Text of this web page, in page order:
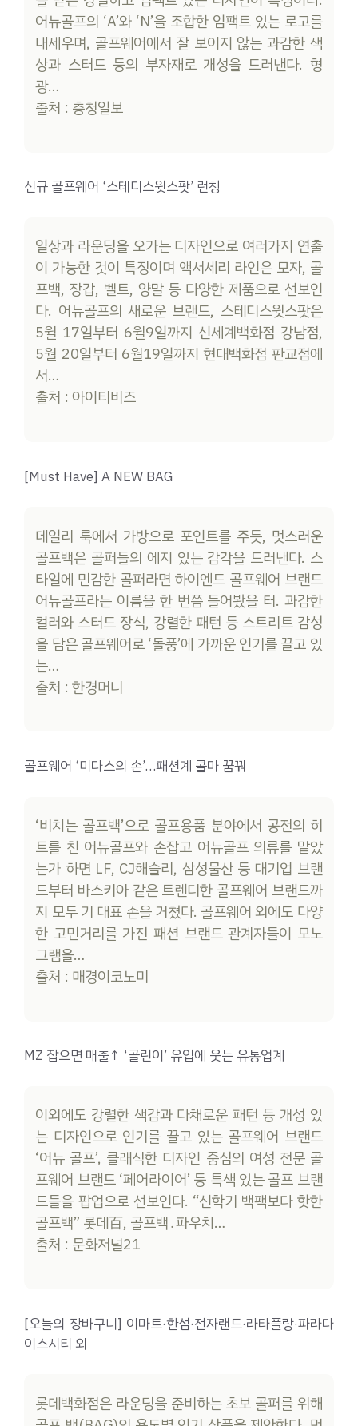
어뉴골프의 ‘A’와 ‘N’을 조합한 임팩트 있는 로고를
내세우며, 골프웨어에서 잘 보이지 않는 과감한 색
상과 스터드 등의 부자재로 개성을 드러낸다. 형
광…
출처 : 충청일보
신규 골프웨어 ‘스테디스윗스팟’ 런칭
일상과 라운딩을 오가는 디자인으로 여러가지 연출
이 가능한 것이 특징이며 액서세리 라인은 모자, 골
프백, 장갑, 벨트, 양말 등 다양한 제품으로 선보인
다. 어뉴골프의 새로운 브랜드, 스테디스윗스팟은
5월 17일부터 6월9일까지 신세계백화점 강남점,
5월 20일부터 6월19일까지 현대백화점 판교점에
서…
출처 : 아이티비즈
[Must Have] A NEW BAG
데일리 룩에서 가방으로 포인트를 주듯, 멋스러운
골프백은 골퍼들의 에지 있는 감각을 드러낸다. 스
타일에 민감한 골퍼라면 하이엔드 골프웨어 브랜드
어뉴골프라는 이름을 한 번쯤 들어봤을 터. 과감한
컬러와 스터드 장식, 강렬한 패턴 등 스트리트 감성
을 담은 골프웨어로 ‘돌풍’에 가까운 인기를 끌고 있
는…
출처 : 한경머니
골프웨어 ‘미다스의 손’…패션계 콜마 꿈꿔
‘비치는 골프백’으로 골프용품 분야에서 공전의 히
트를 친 어뉴골프와 손잡고 어뉴골프 의류를 맡았
는가 하면 LF, CJ해슬리, 삼성물산 등 대기업 브랜
드부터 바스키아 같은 트렌디한 골프웨어 브랜드까
지 모두 기 대표 손을 거쳤다. 골프웨어 외에도 다양
한 고민거리를 가진 패션 브랜드 관계자들이 모노
그램을…
출처 : 매경이코노미
MZ 잡으면 매출↑ ‘골린이’ 유입에 웃는 유통업계
이외에도 강렬한 색감과 다채로운 패턴 등 개성 있
는 디자인으로 인기를 끌고 있는 골프웨어 브랜드
‘어뉴 골프’, 클래식한 디자인 중심의 여성 전문 골
프웨어 브랜드 ‘페어라이어’ 등 특색 있는 골프 브랜
드들을 팝업으로 선보인다. “신학기 백팩보다 핫한
골프백” 롯데百, 골프백․파우치…
출처 : 문화저널21
[오늘의 장바구니] 이마트·한섬·전자랜드·라타플랑·파라다
이스시티 외
롯데백화점은 라운딩을 준비하는 초보 골퍼를 위해